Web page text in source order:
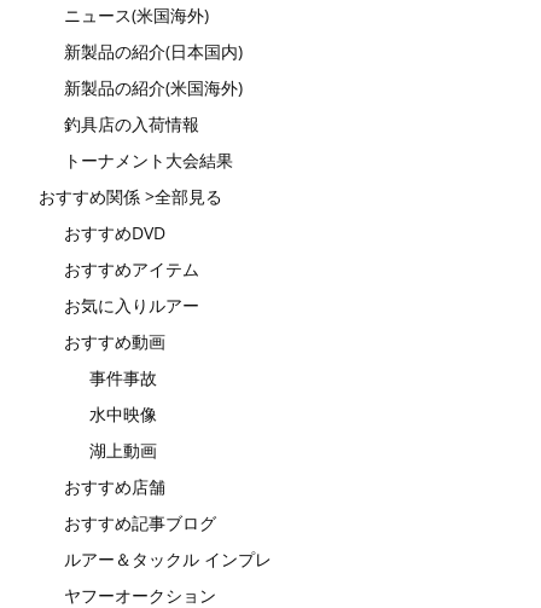
ニュース(米国海外)
新製品の紹介(日本国内)
新製品の紹介(米国海外)
釣具店の入荷情報
トーナメント大会結果
おすすめ関係 >全部見る
おすすめDVD
おすすめアイテム
お気に入りルアー
おすすめ動画
事件事故
水中映像
湖上動画
おすすめ店舗
おすすめ記事ブログ
ルアー＆タックル インプレ
ヤフーオークション